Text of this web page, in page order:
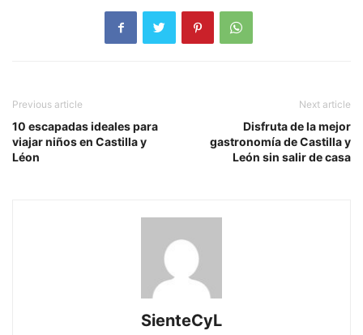
Previous article
10 escapadas ideales para
viajar niños en Castilla y
Léon
Next article
Disfruta de la mejor
gastronomía de Castilla y
León sin salir de casa
SienteCyL